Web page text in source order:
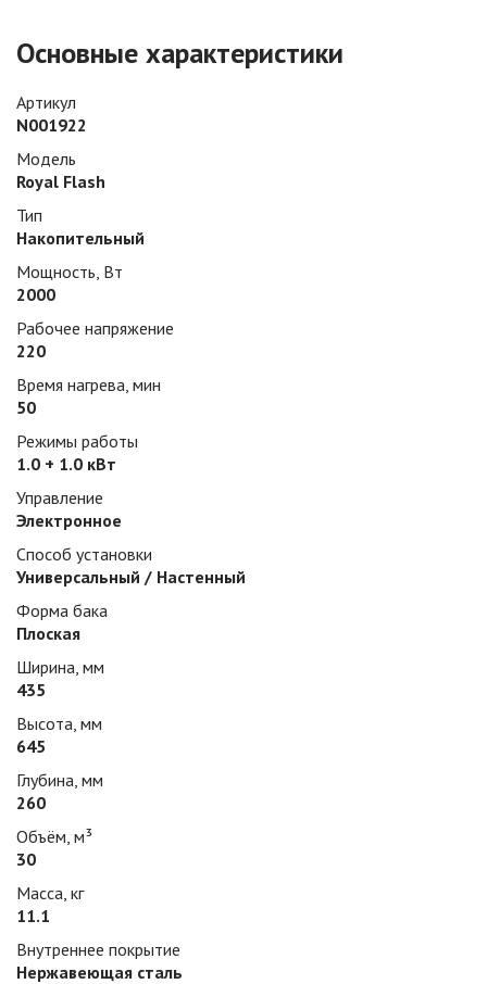
Основные характеристики
Артикул
N001922
Модель
Royal Flash
Тип
Накопительный
Мощность, Вт
2000
Рабочее напряжение
220
Время нагрева, мин
50
Режимы работы
1.0 + 1.0 кВт
Управление
Электронное
Способ установки
Универсальный / Настенный
Форма бака
Плоская
Ширина, мм
435
Высота, мм
645
Глубина, мм
260
Объём, м³
30
Масса, кг
11.1
Внутреннее покрытие
Нержавеющая сталь